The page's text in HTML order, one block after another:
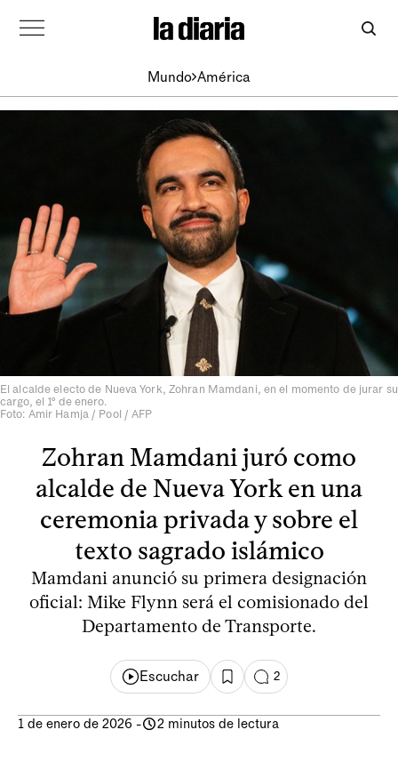
Mundo América
El alcalde electo de Nueva York, Zohran Mamdani, en el momento de jurar su
cargo, el 1º de enero.
Foto: Amir Hamja / Pool / AFP
Zohran Mamdani juró como
alcalde de Nueva York en una
ceremonia privada y sobre el
texto sagrado islámico
Mamdani anunció su primera designación
oficial: Mike Flynn será el comisionado del
Departamento de Transporte.
Escuchar 2
1 de enero de 2026 - 2 minutos de lectura